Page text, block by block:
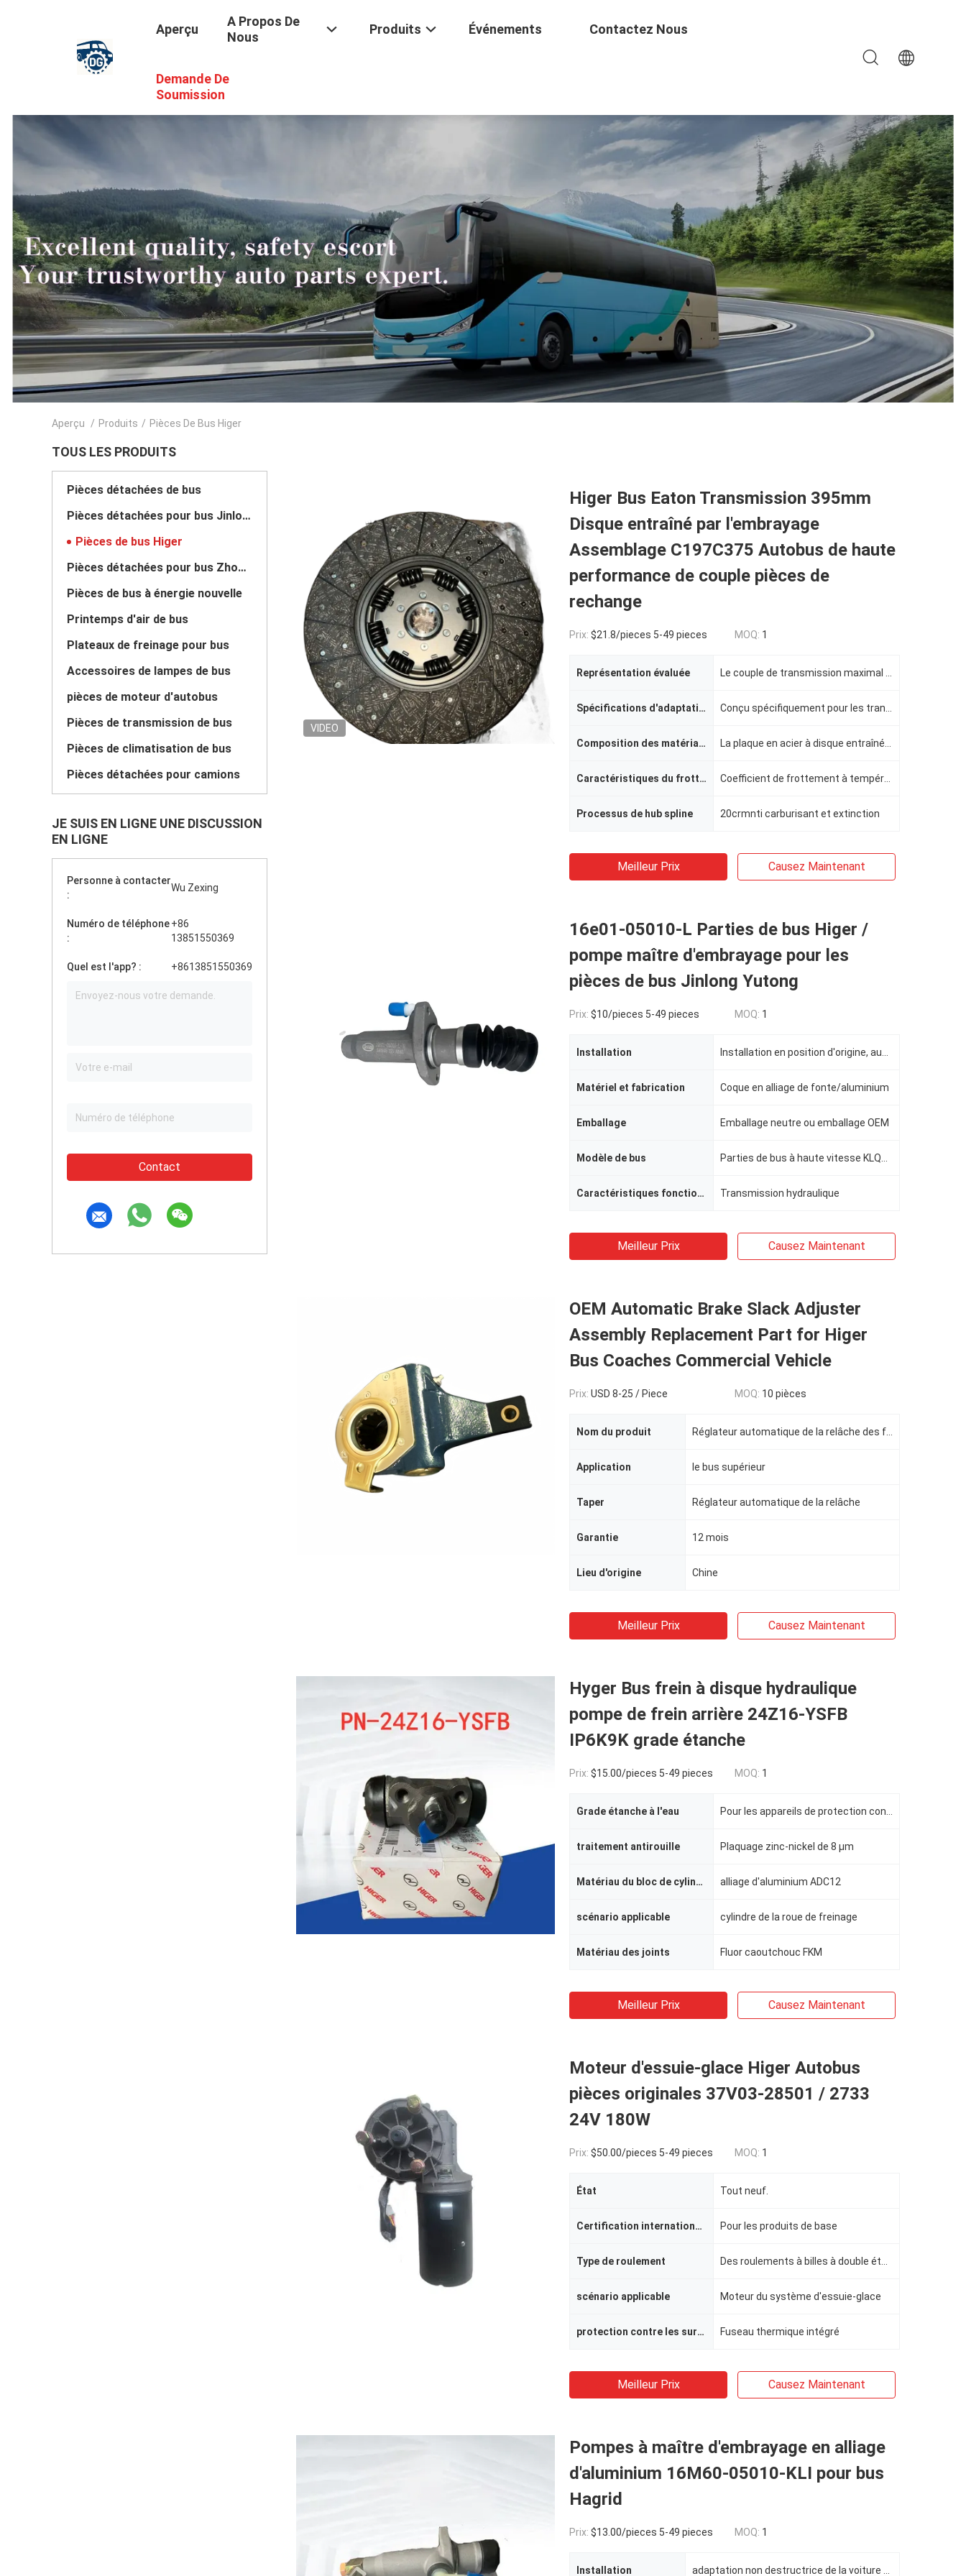
Aperçu
A Propos De
Nous
Produits Événements Contactez Nous
Demande De
Soumission
Aperçu / Produits / Pièces De Bus Higer
TOUS LES PRODUITS
Pièces détachées de bus
Pièces détachées pour bus Jinlong
Pièces de bus Higer
Pièces détachées pour bus Zhongtong
Pièces de bus à énergie nouvelle
Printemps d'air de bus
Plateaux de freinage pour bus
Accessoires de lampes de bus
pièces de moteur d'autobus
Pièces de transmission de bus
Pièces de climatisation de bus
Pièces détachées pour camions
JE SUIS EN LIGNE UNE DISCUSSION
EN LIGNE
Personne à contacter
:
Wu Zexing
Numéro de téléphone
:
+86
13851550369
Quel est l'app? : +8613851550369
Contact
VIDEO
Higer Bus Eaton Transmission 395mm
Disque entraîné par l'embrayage
Assemblage C197C375 Autobus de haute
performance de couple pièces de
rechange
Prix: $21.8/pieces 5-49 pieces MOQ: 1
Représentation évaluée
Spécifications d'adaptation
Composition des matériaux de base
Caractéristiques du frottement
Processus de hub spline 20crmnti carburisant et extinction
Meilleur Prix Causez Maintenant
16e01-05010-L Parties de bus Higer /
pompe maître d'embrayage pour les
pièces de bus Jinlong Yutong
Prix: $10/pieces 5-49 pieces MOQ: 1
Installation
Matériel et fabrication Coque en alliage de fonte/aluminium
Emballage Emballage neutre ou emballage OEM
Modèle de bus
Caractéristiques fonctionnelles Transmission hydraulique
Meilleur Prix Causez Maintenant
OEM Automatic Brake Slack Adjuster
Assembly Replacement Part for Higer
Bus Coaches Commercial Vehicle
Prix: USD 8-25 / Piece MOQ: 10 pièces
Nom du produit
Application le bus supérieur
Taper Réglateur automatique de la relâche
Garantie 12 mois
Lieu d'origine Chine
Meilleur Prix Causez Maintenant
Hyger Bus frein à disque hydraulique
pompe de frein arrière 24Z16-YSFB
IP6K9K grade étanche
Prix: $15.00/pieces 5-49 pieces MOQ: 1
Grade étanche à l'eau
traitement antirouille Plaquage zinc-nickel de 8 μm
Matériau du bloc de cylindre alliage d'aluminium ADC12
scénario applicable cylindre de la roue de freinage
Matériau des joints Fluor caoutchouc FKM
Meilleur Prix Causez Maintenant
Moteur d'essuie-glace Higer Autobus
pièces originales 37V03-28501 / 2733
24V 180W
Prix: $50.00/pieces 5-49 pieces MOQ: 1
État Tout neuf.
Certification internationale Pour les produits de base
Type de roulement
scénario applicable Moteur du système d'essuie-glace
protection contre les surcharges Fuseau thermique intégré
Meilleur Prix Causez Maintenant
Pompes à maître d'embrayage en alliage
d'aluminium 16M60-05010-KLI pour bus
Hagrid
Prix: $13.00/pieces 5-49 pieces MOQ: 1
Installation